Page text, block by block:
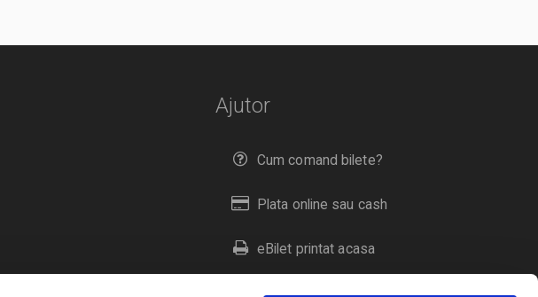
Ajutor
Cum comand bilete?
Plata online sau cash
eBilet printat acasa
Livrare prin curier